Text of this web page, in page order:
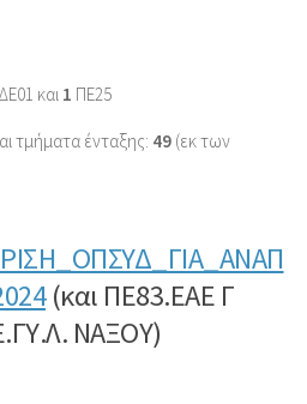
και 1 ΠΕ25
τμήματα ένταξης: 49 (εκ των
(και ΠΕ83.ΕΑΕ Γ
ΝΑΞΟΥ)